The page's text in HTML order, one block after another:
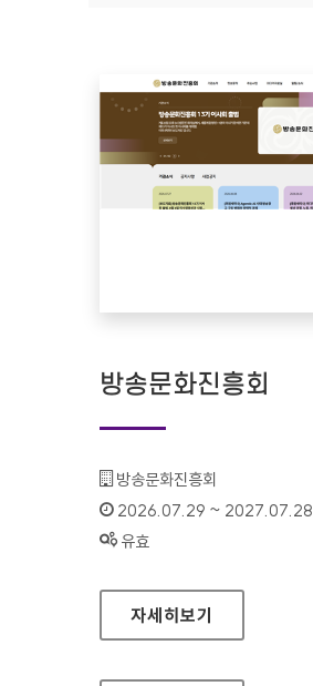
방송문화진흥회
기관명 :
방송문화진흥회
인증기간 :
2026.07.29 ~ 2027.07.28
상태 :
유효
방송문화진흥회
자세히보기